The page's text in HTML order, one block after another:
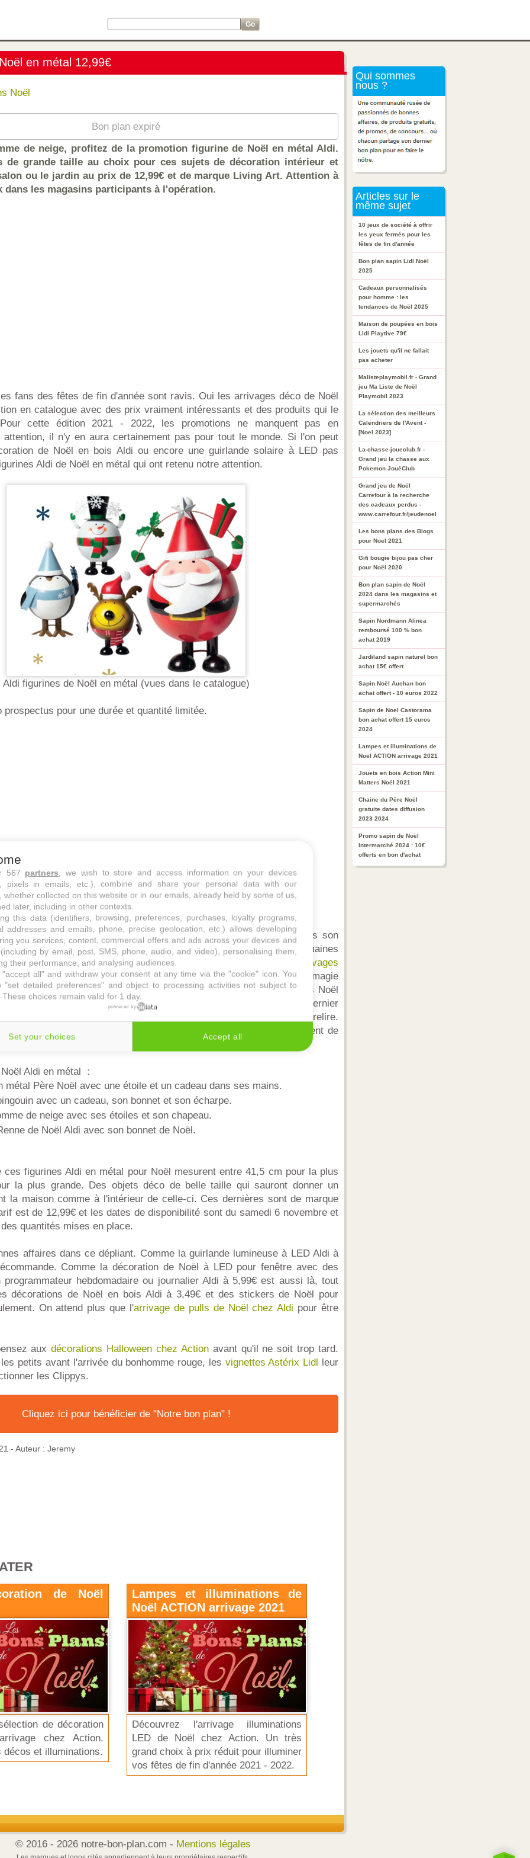
en métal 12,99€
Noël
Bon plan expiré
de neige, profitez de la promotion figurine de Noël en métal Aldi.
de grande taille au choix pour ces sujets de décoration intérieur et
ou le jardin au prix de 12,99€ et de marque Living Art. Attention à
dans les magasins participants à l'opération.
fans des fêtes de fin d'année sont ravis. Oui les arrivages déco de Noël
en catalogue avec des prix vraiment intéressants et des produits qui le
cette édition 2021 - 2022, les promotions ne manquent pas en
attention, il n'y en aura certainement pas pour tout le monde. Si l'on peut
de Noël en bois Aldi ou encore une guirlande solaire à LED pas
Aldi de Noël en métal qui ont retenu notre attention.
Aldi figurines de Noël en métal (vues dans le catalogue)
prospectus pour une durée et quantité limitée.
de Noël Aldi à 12,99€
se préparer, d'anticiper les décorations de Noël que ce soit dans son
La plupart des enseignes proposent déjà depuis quelques semaines
décorer la maison et les extérieurs. À ce titre, n'oubliez pas les
arrivages
Noël pas cher. Chez Aldi aussi, on sait proposer des instants de magie
de magasins nous invite à découvrir ses derniers bons plans Noël
y a des figurines Noël en métal présentées en couverture du dernier
prix de 12,99€. Une occasion de se faire plaisir sans casser la tirelire.
avons ici l'opportunité de nous offrir des décorations qui semblent de
intéressantes.
Aldi en métal :
métal Père Noël avec une étoile et un cadeau dans ses mains.
avec un cadeau, son bonnet et son écharpe.
de neige avec ses étoiles et son chapeau.
de Noël Aldi avec son bonnet de Noël.
figurines Aldi en métal pour Noël mesurent entre 41,5 cm pour la plus
la plus grande. Des objets déco de belle taille qui sauront donner un
la maison comme à l'intérieur de celle-ci. Ces dernières sont de marque
est de 12,99€ et les dates de disponibilité sont du samedi 6 novembre et
quantités mises en place.
affaires dans ce dépliant. Comme la guirlande lumineuse à LED Aldi à
Comme la décoration de Noël à LED pour fenêtre avec des
hebdomadaire ou journalier Aldi à 5,99€ est aussi là, tout
décorations de Noël en bois Aldi à 3,49€ et des stickers de Noël pour
On attend plus que l'arrivage de pulls de Noël chez Aldi pour être
auxdécorations Halloween chez Actionavant qu'il ne soit trop tard.
petits avant l'arrivée du bonhomme rouge, les vignettes Astérix Lidl leur
les Clippys.
Cliquez ici pour bénéficier de "Notre bon plan" !
- Auteur : Jeremy
de Noël
de décoration
chez Action.
décos et illuminations.
Lampes et illuminations de
Noël ACTION arrivage 2021
Découvrez l'arrivage illuminations
LED de Noël chez Action. Un très
grand choix à prix réduit pour illuminer
vos fêtes de fin d'année 2021 - 2022.
Qui sommes
nous ?
Articles sur le
même sujet
10 jeux de société à offrir
les yeux fermés pour les
fêtes de fin d'année
Bon plan sapin Lidl Noël
2025
Cadeaux personnalisés
pour homme : les
tendances de Noël 2025
Maison de poupées en bois
Lidl Playtive 79€
Les jouets qu'il ne fallait
pas acheter
Malisteplaymobil.fr - Grand
jeu Ma Liste de Noël
Playmobil 2023
La sélection des meilleurs
Calendriers de l'Avent -
[Noel 2023]
La-chasse-joueclub.fr -
Grand jeu la chasse aux
Pokemon JouéClub
Grand jeu de Noël
Carrefour à la recherche
des cadeaux perdus -
www.carrefour.fr/jeudenoel
Les bons plans des Blogs
pour Noel 2021
Gifi bougie bijou pas cher
pour Noël 2020
Bon plan sapin de Noël
2024 dans les magasins et
supermarchés
Sapin Nordmann Alinea
remboursé 100 % bon
achat 2019
Jardiland sapin naturel bon
achat 15€ offert
Sapin Noël Auchan bon
achat offert - 10 euros 2022
Sapin de Noel Castorama
bon achat offert 15 euros
2024
Lampes et illuminations de
Noël ACTION arrivage 2021
Jouets en bois Action Mini
Matters Noël 2021
Chaine du Père Noël
gratuite dates diffusion
2023 2024
Promo sapin de Noël
Intermarché 2024 : 10€
offerts en bon d'achat
© 2016 - 2026 notre-bon-plan.com - Mentions légales
567 partners , we wish to store and access information on your devices
pixels in emails, etc.), combine and share your personal data with our
whether collected on this website or in our emails, already held by some of us,
later, including in other contexts.
this data (identifiers, browsing, preferences, purchases, loyalty programs,
addresses and emails, phone, precise geolocation, etc.) allows developing
you services, content, commercial offers and ads across your devices and
by email, post, SMS, phone, audio, and video), personalising them,
their performance, and analysing audiences.
"accept all" and withdraw your consent at any time via the "cookie" icon . You
"set detailed preferences" and object to processing activities not subject to
choices remain valid for 1 day.
powered by
Set your choices Accept all